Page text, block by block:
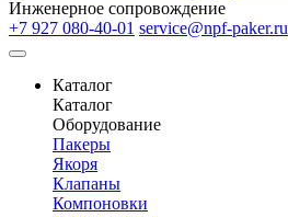
Инженерное сопровождение
+7 927 080-40-01 service@npf-paker.ru
Каталог
Каталог
Оборудование
Пакеры
Якоря
Клапаны
Компоновки